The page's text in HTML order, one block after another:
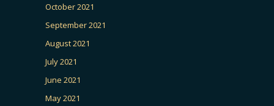
October 2021
September 2021
August 2021
July 2021
June 2021
May 2021